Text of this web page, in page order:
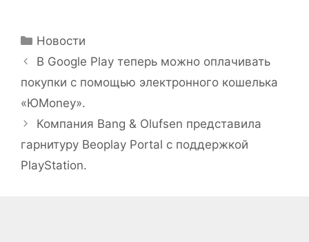
Рубрики
Новости
В Google Play теперь можно оплачивать
покупки с помощью электронного кошелька
«ЮMoney».
Компания Bang & Olufsen представила
гарнитуру Beoplay Portal с поддержкой
PlayStation.